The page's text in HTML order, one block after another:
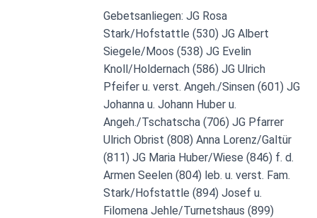
Gebetsanliegen: JG Rosa
Stark/Hofstattle (530) JG Albert
Siegele/Moos (538) JG Evelin
Knoll/Holdernach (586) JG Ulrich
Pfeifer u. verst. Angeh./Sinsen (601) JG
Johanna u. Johann Huber u.
Angeh./Tschatscha (706) JG Pfarrer
Ulrich Obrist (808) Anna Lorenz/Galtür
(811) JG Maria Huber/Wiese (846) f. d.
Armen Seelen (804) leb. u. verst. Fam.
Stark/Hofstattle (894) Josef u.
Filomena Jehle/Turnetshaus (899)